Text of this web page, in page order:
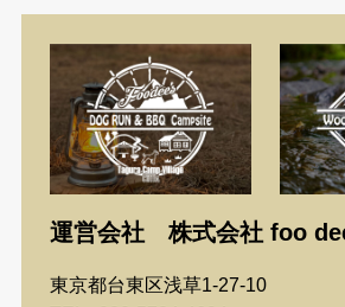
運営会社 株式会社 foo
東京都台東区浅草1-27-10